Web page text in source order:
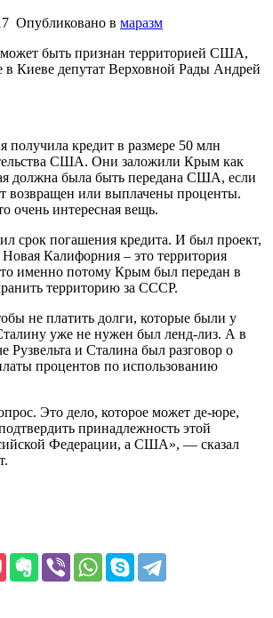
Опубликовано в маразм
быть признан территорией США,
в Киеве депутат Верховной Рады Андрей
получила кредит в размере 50 млн
США. Они заложили Крым как
должна была быть передана США, если
возвращен или выплачены проценты.
очень интересная вещь.
срок погашения кредита. И был проект,
Калифорния – это территория
именно потому Крым был передан в
территорию за СССР.
не платить долги, которые были у
уже не нужен был ленд-лиз. А в
Рузвельта и Сталина был разговор о
процентов по использованию
Это дело, которое может де-юре,
принадлежность этой
Федерации, а США», — сказал